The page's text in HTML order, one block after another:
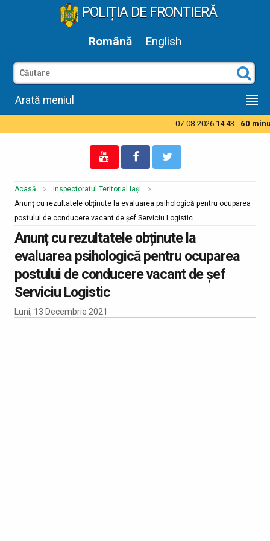
POLIȚIA DE FRONTIERĂ
Română English
Arată meniul
07-08-2026 14:43 - 60
Acasă
Inspectoratul Teritorial Iași
Anunț cu rezultatele obținute la evaluarea psihologică pentru ocuparea
postului de conducere vacant de șef Serviciu Logistic
Anunț cu rezultatele obținute la
evaluarea psihologică pentru ocuparea
postului de conducere vacant de șef
Serviciu Logistic
Luni, 13 Decembrie 2021